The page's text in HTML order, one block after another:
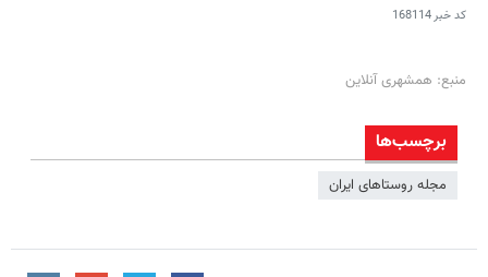
کد خبر168114
منبع: همشهری آنلاین
برچسب‌ها
مجله روستاهای ایران